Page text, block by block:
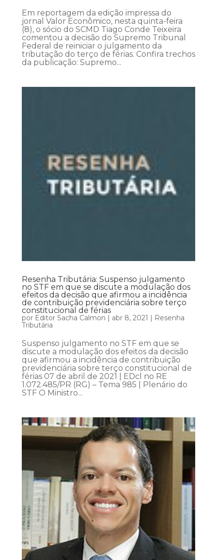
Em reportagem da edição impressa do
jornal Valor Econômico, nesta quinta-feira
(8), o sócio do SCMD Tiago Conde Teixeira
comentou a decisão do Supremo Tribunal
Federal de reiniciar o julgamento da
tributação do terço de férias. Confira trechos
da publicação: Supremo...
Resenha Tributária: Suspenso julgamento
no STF em que se discute a modulação dos
efeitos da decisão que afirmou a incidência
de contribuição previdenciária sobre terço
constitucional de férias
por Editor Sacha Calmon | abr 8, 2021 | Resenha
Tributária
Suspenso julgamento no STF em que se
discute a modulação dos efeitos da decisão
que afirmou a incidência de contribuição
previdenciária sobre terço constitucional de
férias 07 de abril de 2021 | EDcl no RE
1.072.485/PR (RG) – Tema 985 | Plenário do
STF O Ministro...